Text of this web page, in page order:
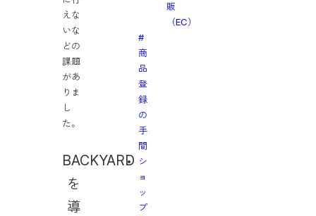
えな
いな
どの
課題
があ
りま
し
た。
BACKYARD
を
導
販
（EC）
#
商
品
登
録
の
手
間
シ
ョ
ッ
プ